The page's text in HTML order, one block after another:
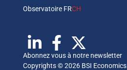
Observatoire FRCH
Abonnez vous à notre newsletter
Copyrights © 2026 BSI Economics